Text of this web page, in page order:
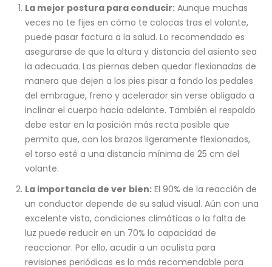
La mejor postura para conducir:Aunque muchas
veces no te fijes en cómo te colocas tras el volante,
puede pasar factura a la salud. Lo recomendado es
asegurarse de que la altura y distancia del asiento sea
la adecuada. Las piernas deben quedar flexionadas de
manera que dejen a los pies pisar a fondo los pedales
del embrague, freno y acelerador sin verse obligado a
inclinar el cuerpo hacia adelante. También el respaldo
debe estar en la posición más recta posible que
permita que, con los brazos ligeramente flexionados,
el torso esté a una distancia mínima de 25 cm del
volante.
La importancia de ver bien:El 90% de la reacción de
un conductor depende de su salud visual. Aún con una
excelente vista, condiciones climáticas o la falta de
luz puede reducir en un 70% la capacidad de
reaccionar. Por ello, acudir a un oculista para
revisiones periódicas es lo más recomendable para